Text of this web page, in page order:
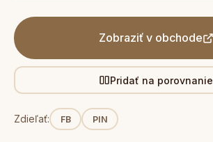
Zobraziť v obchode
Pridať na porovnanie
Zdieľať: FB PIN